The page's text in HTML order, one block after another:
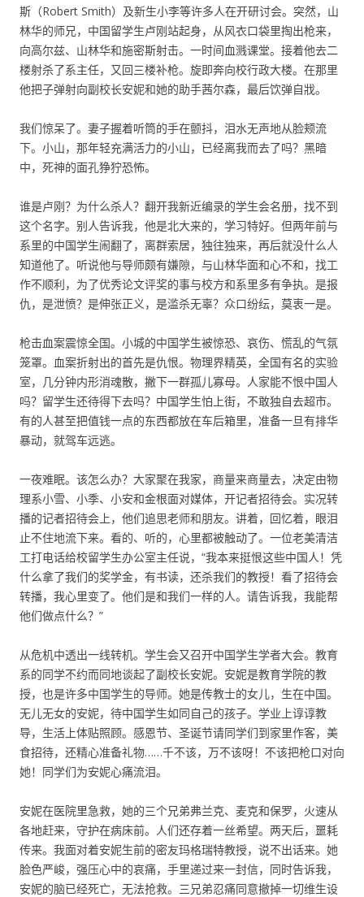
斯（Robert Smith）及新生小李等许多人在开研讨会。突然，山
林华的师兄，中国留学生卢刚站起身，从风衣口袋里掏出枪来，
向高尔兹、山林华和施密斯射击。一时间血溅课堂。接着他去二
楼射杀了系主任，又回三楼补枪。旋即奔向校行政大楼。在那里
他把子弹射向副校长安妮和她的助手茜尔森，最后饮弹自戕。
我们惊呆了。妻子握着听筒的手在颤抖，泪水无声地从脸颊流
下。小山，那年轻充满活力的小山，已经离我而去了吗？黑暗
中，死神的面孔狰狞恐怖。
谁是卢刚？为什么杀人？翻开我新近编录的学生会名册，找不到
这个名字。别人告诉我，他是北大来的，学习特好。但两年前与
系里的中国学生闹翻了，离群索居，独往独来，再后就没什么人
知道他了。听说他与导师颇有嫌隙，与山林华面和心不和，找工
作不顺利，为了优秀论文评奖的事与校方和系里多有争执。是报
仇，是泄愤？是伸张正义，是滥杀无辜？众口纷纭，莫衷一是。
枪击血案震惊全国。小城的中国学生被惊恐、哀伤、慌乱的气氛
笼罩。血案折射出的首先是仇恨。物理界精英，全国有名的实验
室，几分钟内形消魂散，撇下一群孤儿寡母。人家能不恨中国人
吗？留学生还待得下去吗？中国学生怕上街，不敢独自去超市。
有的人甚至把值钱一点的东西都放在车后箱里，准备一旦有排华
暴动，就驾车远逃。
一夜难眠。该怎么办？大家聚在我家，商量来商量去，决定由物
理系小雪、小季、小安和金根面对媒体，开记者招待会。实况转
播的记者招待会上，他们追思老师和朋友。讲着，回忆着，眼泪
止不住地流下来。看的、听的，心里都被触动了。一位老美清洁
工打电话给校留学生办公室主任说，“我本来挺恨这些中国人！凭
什么拿了我们的奖学金，有书读，还杀我们的教授！看了招待会
转播，我心里变了。他们是和我们一样的人。请告诉我，我能帮
他们做点什么？”
从危机中透出一线转机。学生会又召开中国学生学者大会。教育
系的同学不约而同地谈起了副校长安妮。安妮是教育学院的教
授，也是许多中国学生的导师。她是传教士的女儿，生在中国。
无儿无女的安妮，待中国学生如同自己的孩子。学业上谆谆教
导，生活上体贴照顾。感恩节、圣诞节请同学们到家里作客，美
食招待，还精心准备礼物……千不该，万不该呀！不该把枪口对向
她！同学们为安妮心痛流泪。
安妮在医院里急救，她的三个兄弟弗兰克、麦克和保罗，火速从
各地赶来，守护在病床前。人们还存着一丝希望。两天后，噩耗
传来。我面对着安妮生前的密友玛格瑞特教授，说不出话来。她
脸色严峻，强压心中的哀痛，手里递过来一封信，同时告诉我，
安妮的脑已经死亡，无法抢救。三兄弟忍痛同意撤掉一切维生设